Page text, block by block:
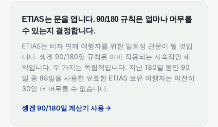
ETIAS는 문을 엽니다. 90/180 규칙은 얼마나 머무를
수 있는지 결정합니다.
ETIAS는 비자 면제 여행자를 위한 일회성 관문이 될 것입
니다. 솅겐 90/180일 규칙은 이미 적용되는 지속적인 제
약입니다. 두 가지는 독립적입니다. 지난 180일 동안 90
일 중 88일을 사용한 유효한 ETIAS 보유 여행자는 여전히
30일 더 머무를 수 없습니다.
솅겐 90/180일 계산기 사용